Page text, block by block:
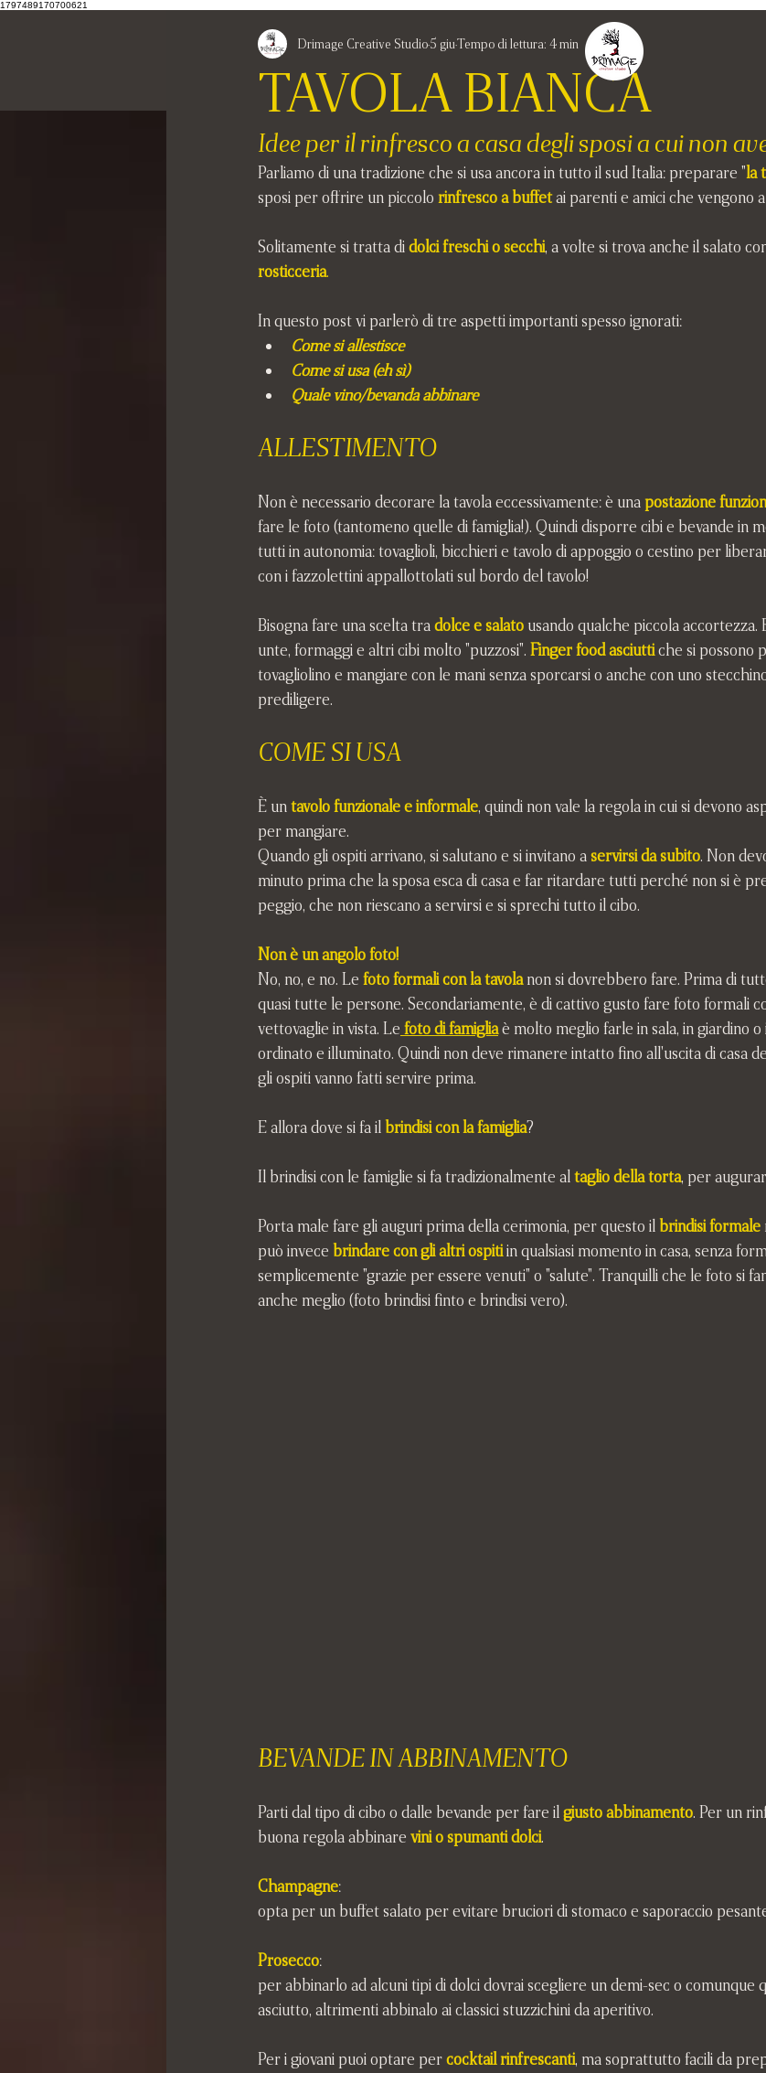
1797489170700621
TAVOLA BIANCA
Drimage Creative Studio5 giuTempo di lettura: 4 min
Idee per il rinfresco a casa degli sposi a cui non
Parliamo di una tradizione che si usa ancora in tutto il sud Italia: preparare "la
sposi per offrire un piccolo rinfresco a buffet ai parenti e amici che vengono
Solitamente si tratta di dolci freschi o secchi, a volte si trova anche il salato
rosticceria.
In questo post vi parlerò di tre aspetti importanti spesso ignorati:
Come si allestisce
Come si usa (eh sì)
Quale vino/bevanda abbinare
ALLESTIMENTO
Non è necessario decorare la tavola eccessivamente: è una postazione
fare le foto (tantomeno quelle di famiglia!). Quindi disporre cibi e bevande in
tutti in autonomia: tovaglioli, bicchieri e tavolo di appoggio o cestino per
con i fazzolettini appallottolati sul bordo del tavolo!
Bisogna fare una scelta tra dolce e salato usando qualche piccola accortezza.
unte, formaggi e altri cibi molto "puzzosi". Finger food asciutti che si possono
tovagliolino e mangiare con le mani senza sporcarsi o anche con uno
prediligere.
COME SI USA
È un tavolo funzionale e informale, quindi non vale la regola in cui si devono
per mangiare.
Quando gli ospiti arrivano, si salutano e si invitano a servirsi da subito. Non
minuto prima che la sposa esca di casa e far ritardare tutti perché non si è
peggio, che non riescano a servirsi e si sprechi tutto il cibo.
Non è un angolo foto!
No, no, e no. Le foto formali con la tavola non si dovrebbero fare. Prima di
quasi tutte le persone. Secondariamente, è di cattivo gusto fare foto formali
vettovaglie in vista. Le foto di famiglia è molto meglio farle in sala, in giardino o
ordinato e illuminato. Quindi non deve rimanere intatto fino all'uscita di casa
gli ospiti vanno fatti servire prima.
E allora dove si fa il brindisi con la famiglia?
Il brindisi con le famiglie si fa tradizionalmente al taglio della torta, per
Porta male fare gli auguri prima della cerimonia, per questo il brindisi formale
può invece brindare con gli altri ospiti in qualsiasi momento in casa, senza
semplicemente "grazie per essere venuti" o "salute". Tranquilli che le foto si
anche meglio (foto brindisi finto e brindisi vero).
BEVANDE IN ABBINAMENTO
Parti dal tipo di cibo o dalle bevande per fare il giusto abbinamento. Per un
buona regola abbinare vini o spumanti dolci.
Champagne:
opta per un buffet salato per evitare bruciori di stomaco e saporaccio
Prosecco:
per abbinarlo ad alcuni tipi di dolci dovrai scegliere un demi-sec o comunque
asciutto, altrimenti abbinalo ai classici stuzzichini da aperitivo.
Per i giovani puoi optare per cocktail rinfrescanti, ma soprattutto facili da